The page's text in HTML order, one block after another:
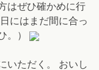
はぜひ確かめに行
にはまだ間に合っ
。）
いただく。 おいし